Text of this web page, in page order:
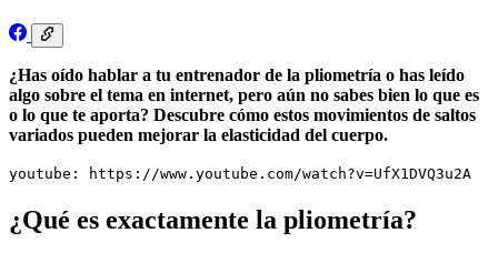
¿Has oído hablar a tu entrenador de la pliometría o has leído
algo sobre el tema en internet, pero aún no sabes bien lo que es
o lo que te aporta? Descubre cómo estos movimientos de saltos
variados pueden mejorar la elasticidad del cuerpo.
youtube: https://www.youtube.com/watch?v=UfX1DVQ3u2A
¿Qué es exactamente la pliometría?